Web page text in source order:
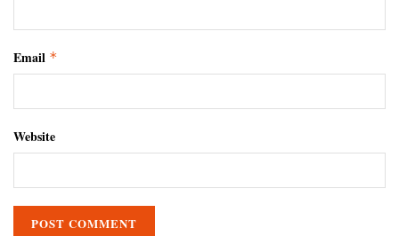
Email *
Website